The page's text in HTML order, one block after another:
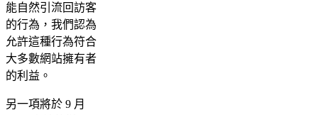
能自然引流回訪客
的行為，我們認為
允許這種行為符合
大多數網站擁有者
的利益。
另一項將於 9 月